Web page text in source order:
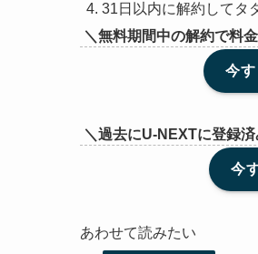
31日以内に解約してタ
＼無料期間中の解約で料
今
＼過去にU-NEXTに登録
今
あわせて読みたい